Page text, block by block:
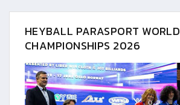
HEYBALL PARASPORT WORLD
CHAMPIONSHIPS 2026